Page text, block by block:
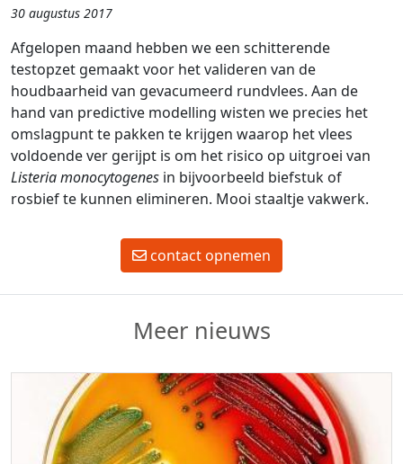
30 augustus 2017
Afgelopen maand hebben we een schitterende
testopzet gemaakt voor het valideren van de
houdbaarheid van gevacumeerd rundvlees. Aan de
hand van predictive modelling wisten we precies het
omslagpunt te pakken te krijgen waarop het vlees
voldoende ver gerijpt is om het risico op uitgroei van
Listeria monocytogenes in bijvoorbeeld biefstuk of
rosbief te kunnen elimineren. Mooi staaltje vakwerk.
contact opnemen
Meer nieuws